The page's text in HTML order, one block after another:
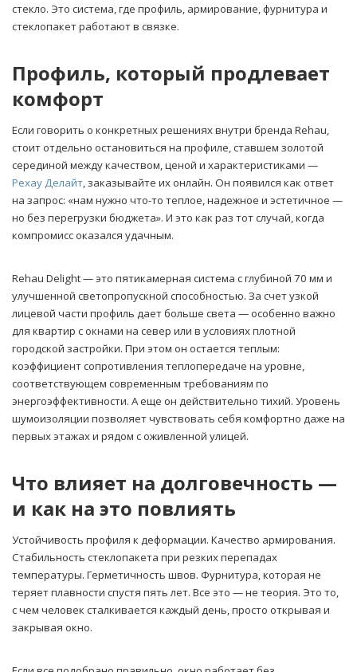
стекло. Это система, где профиль, армирование, фурнитура и
стеклопакет работают в связке.
Профиль, который продлевает
комфорт
Если говорить о конкретных решениях внутри бренда Rehau,
стоит отдельно остановиться на профиле, ставшем золотой
серединой между качеством, ценой и характеристиками —
Рехау Делайт, заказывайте их онлайн. Он появился как ответ
на запрос: «нам нужно что-то теплое, надежное и эстетичное —
но без перегрузки бюджета». И это как раз тот случай, когда
компромисс оказался удачным.
Rehau Delight — это пятикамерная система с глубиной 70 мм и
улучшенной светопропускной способностью. За счет узкой
лицевой части профиль дает больше света — особенно важно
для квартир с окнами на север или в условиях плотной
городской застройки. При этом он остается теплым:
коэффициент сопротивления теплопередаче на уровне,
соответствующем современным требованиям по
энергоэффективности. А еще он действительно тихий. Уровень
шумоизоляции позволяет чувствовать себя комфортно даже на
первых этажах и рядом с оживленной улицей.
Что влияет на долговечность —
и как на это повлиять
Устойчивость профиля к деформации. Качество армирования.
Стабильность стеклопакета при резких перепадах
температуры. Герметичность швов. Фурнитура, которая не
теряет плавности спустя пять лет. Все это — не теория. Это то,
с чем человек сталкивается каждый день, просто открывая и
закрывая окно.